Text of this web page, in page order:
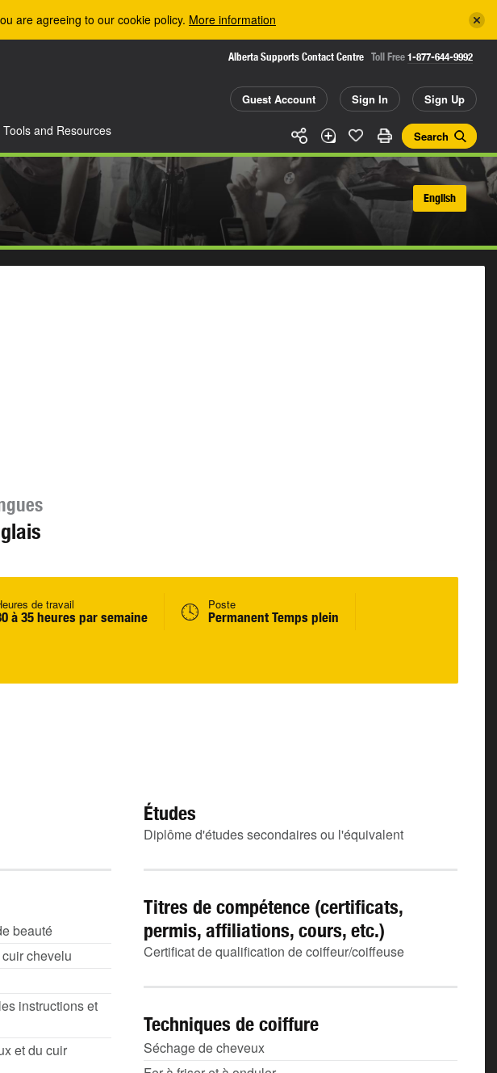
are agreeing to our cookie policy. More information
Alberta Supports Contact Centre Toll Free 1-877-644-9992
Guest Account Sign In Sign Up
Search
Tools and Resources
English
de travail
à 35 heures par semaine
Poste
Permanent Temps plein
Études
Diplôme d'études secondaires ou l'équivalent
beauté
chevelu
instructions et
et du cuir
Titres de compétence (certificats,
permis, affiliations, cours, etc.)
Certificat de qualification de coiffeur/coiffeuse
Techniques de coiffure
Séchage de cheveux